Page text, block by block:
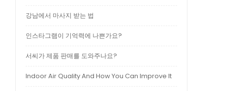
강남에서 마사지 받는 법
인스타그램이 기억력에 나쁜가요?
서씨가 제품 판매를 도와주나요?
Indoor Air Quality And How You Can Improve It